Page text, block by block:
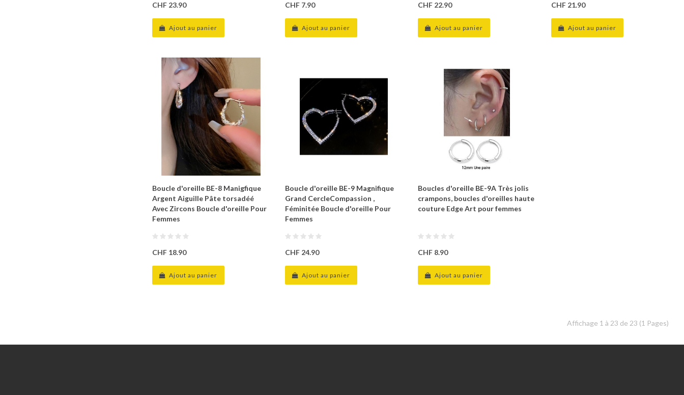
CHF 23.90
Ajout au panier
CHF 7.90
Ajout au panier
CHF 22.90
Ajout au panier
CHF 21.90
Ajout au panier
Boucle d'oreille BE-8 Manigfique
Argent Aiguille Pâte torsadéé
Avec Zircons Boucle d'oreille Pour
Femmes
CHF 18.90
Ajout au panier
Boucle d'oreille BE-9 Magnifique
Grand CercleCompassion ,
Féminitée Boucle d'oreille Pour
Femmes
CHF 24.90
Ajout au panier
Boucles d'oreille BE-9A Très jolis
crampons, boucles d'oreilles haute
couture Edge Art pour femmes
CHF 8.90
Ajout au panier
Affichage 1 à 23 de 23 (1 Pages)